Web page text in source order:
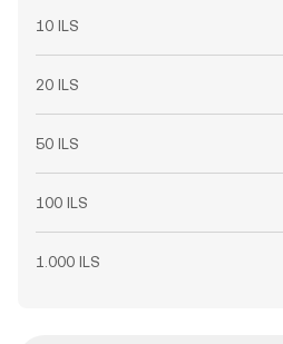
10 ILS
20 ILS
50 ILS
100 ILS
1.000 ILS